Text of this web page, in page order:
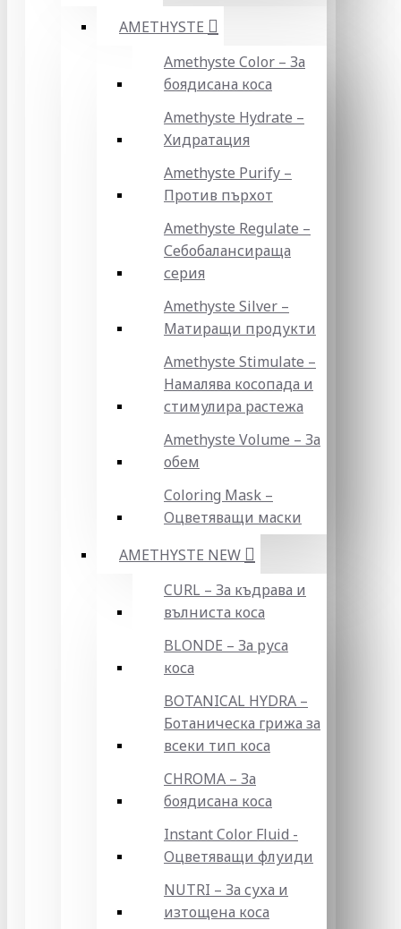
AMETHYSTE
Amethyste Color – За
боядисана коса
Amethyste Hydrate –
Хидратация
Amethyste Purify –
Против пърхот
Amethyste Regulate –
Себобалансираща
серия
Amethyste Silver –
Матиращи продукти
Amethyste Stimulate –
Намалява косопада и
стимулира растежа
Amethyste Volume – За
обем
Coloring Mask –
Оцветяващи маски
AMETHYSTE NEW
CURL – За къдрава и
вълниста коса
BLONDE – За руса
коса
BOTANICAL HYDRA –
Ботаническа грижа за
всеки тип коса
CHROMA – За
боядисана коса
Instant Color Fluid -
Оцветяващи флуиди
NUTRI – За суха и
изтощена коса